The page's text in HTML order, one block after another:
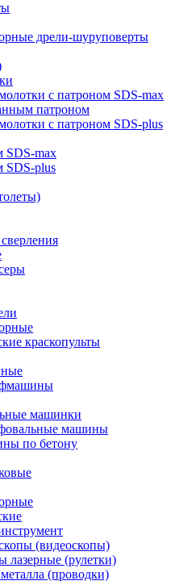
дрели-шуруповерты
с патроном SDS-max
патроном
с патроном SDS-plus
SDS-max
SDS-plus
краскопульты
машинки
машины
по бетону
(видеоскопы)
лазерные (рулетки)
(проводки)